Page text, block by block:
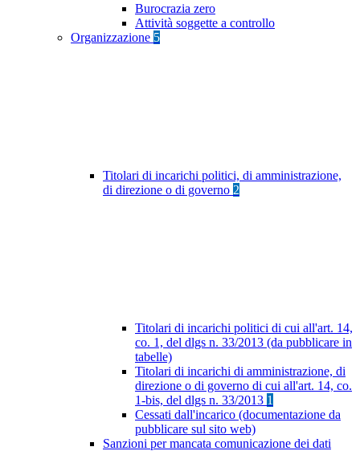
Burocrazia zero
Attività soggette a controllo
Organizzazione 5
Titolari di incarichi politici, di amministrazione,
di direzione o di governo 2
Titolari di incarichi politici di cui all'art. 14,
co. 1, del dlgs n. 33/2013 (da pubblicare in
tabelle)
Titolari di incarichi di amministrazione, di
direzione o di governo di cui all'art. 14, co.
1-bis, del dlgs n. 33/2013 1
Cessati dall'incarico (documentazione da
pubblicare sul sito web)
Sanzioni per mancata comunicazione dei dati